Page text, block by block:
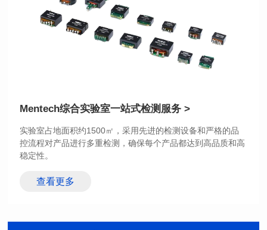
圈比: 1:0.119
应用类型: POE
应用类型: POE
Mentech综合实验室一站式检测服务 >
稳定性。
查看更多